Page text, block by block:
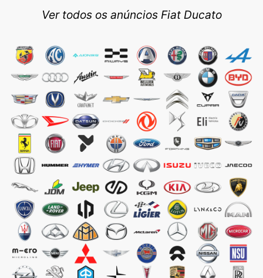
Ver todos os anúncios Fiat Ducato